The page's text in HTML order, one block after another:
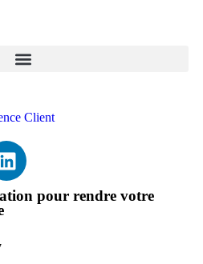
Client
pour rendre votre